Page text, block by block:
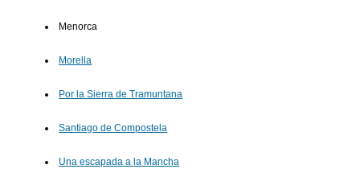
Menorca
Morella
Por la Sierra de Tramuntana
Santiago de Compostela
Una escapada a la Mancha